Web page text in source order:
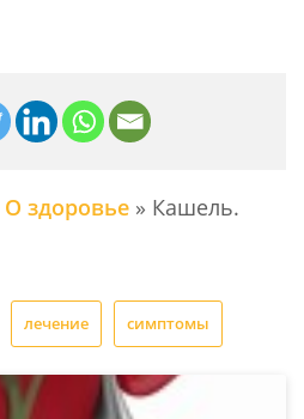
О здоровье » Кашель.
лечение симптомы